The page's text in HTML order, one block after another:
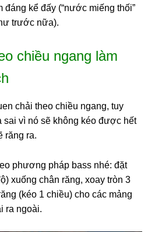
đáng kể đấy (“nước miếng thối”
trước nữa).
chiều ngang làm
chải theo chiều ngang, tuy
sai vì nó sẽ không kéo được hết
răng ra.
phương pháp bass nhé: đặt
xuống chân răng, xoay tròn 3
(kéo 1 chiều) cho các mảng
ra ngoài.